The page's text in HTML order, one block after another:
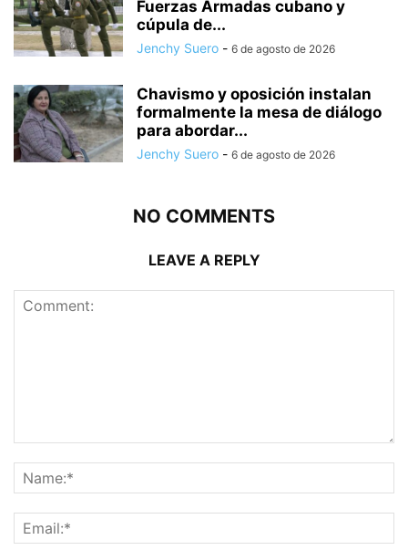
Fuerzas Armadas cubano y
cúpula de...
Jenchy Suero - 6 de agosto de 2026
Chavismo y oposición instalan
formalmente la mesa de diálogo
para abordar...
Jenchy Suero - 6 de agosto de 2026
NO COMMENTS
LEAVE A REPLY